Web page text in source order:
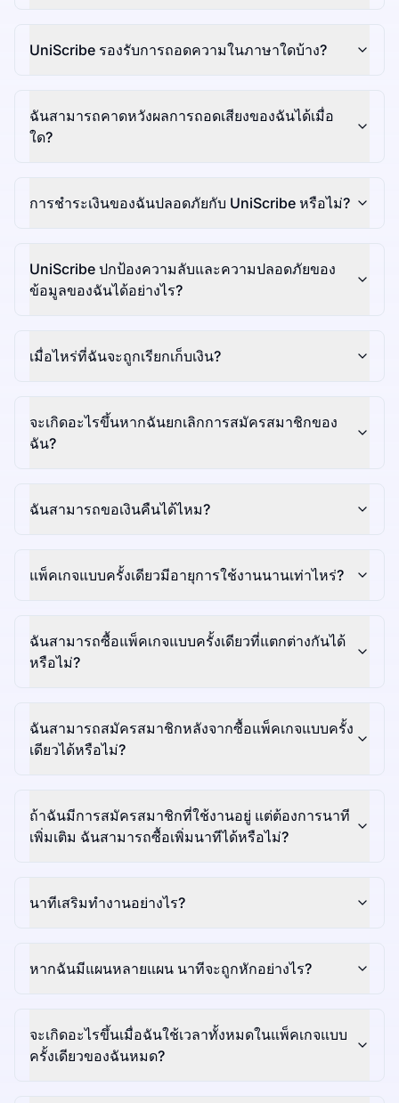
UniScribe รองรับการถอดความในภาษาใดบ้าง?
ฉันสามารถคาดหวังผลการถอดเสียงของฉันได้เมื่อ
ใด?
การชำระเงินของฉันปลอดภัยกับ UniScribe หรือไม่?
UniScribe ปกป้องความลับและความปลอดภัยของ
ข้อมูลของฉันได้อย่างไร?
เมื่อไหร่ที่ฉันจะถูกเรียกเก็บเงิน?
จะเกิดอะไรขึ้นหากฉันยกเลิกการสมัครสมาชิกของ
ฉัน?
ฉันสามารถขอเงินคืนได้ไหม?
แพ็คเกจแบบครั้งเดียวมีอายุการใช้งานนานเท่าไหร่?
ฉันสามารถซื้อแพ็คเกจแบบครั้งเดียวที่แตกต่างกันได้
หรือไม่?
ฉันสามารถสมัครสมาชิกหลังจากซื้อแพ็คเกจแบบครั้ง
เดียวได้หรือไม่?
ถ้าฉันมีการสมัครสมาชิกที่ใช้งานอยู่ แต่ต้องการนาที
เพิ่มเติม ฉันสามารถซื้อเพิ่มนาทีได้หรือไม่?
นาทีเสริมทำงานอย่างไร?
หากฉันมีแผนหลายแผน นาทีจะถูกหักอย่างไร?
จะเกิดอะไรขึ้นเมื่อฉันใช้เวลาทั้งหมดในแพ็คเกจแบบ
ครั้งเดียวของฉันหมด?